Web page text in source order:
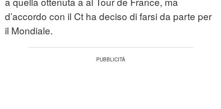
d’accordo con il Ct ha deciso di farsi da parte per
il Mondiale.